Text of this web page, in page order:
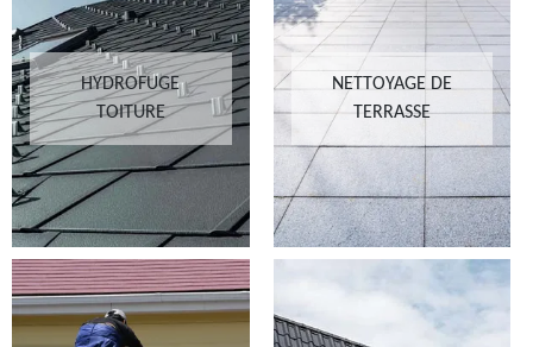
HYDROFUGE
TOITURE
NETTOYAGE DE
TERRASSE